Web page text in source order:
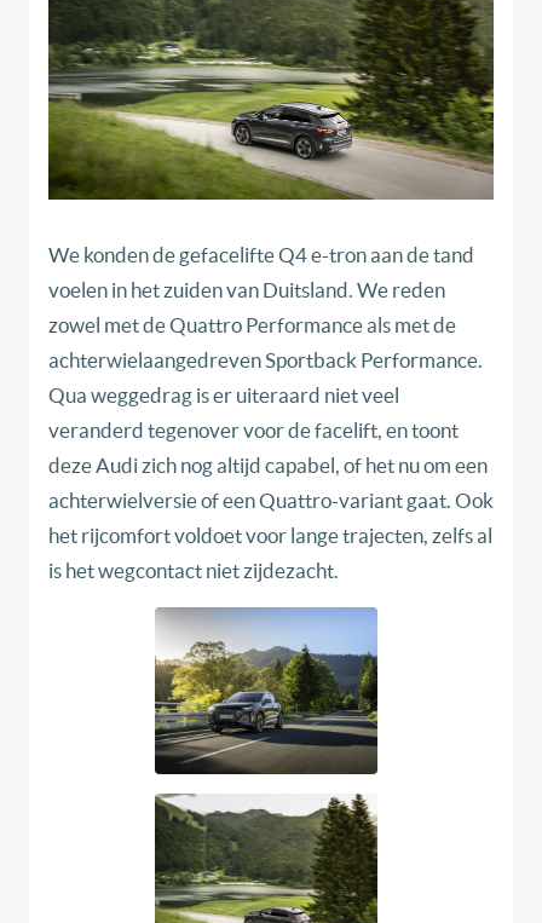
We konden de gefacelifte Q4 e-tron aan de tand
voelen in het zuiden van Duitsland. We reden
zowel met de Quattro Performance als met de
achterwielaangedreven Sportback Performance.
Qua weggedrag is er uiteraard niet veel
veranderd tegenover voor de facelift, en toont
deze Audi zich nog altijd capabel, of het nu om een
achterwielversie of een Quattro-variant gaat. Ook
het rijcomfort voldoet voor lange trajecten, zelfs al
is het wegcontact niet zijdezacht.